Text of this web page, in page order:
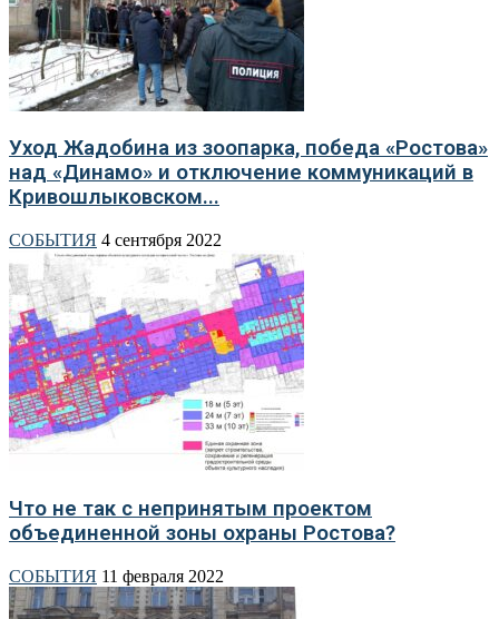
Уход Жадобина из зоопарка, победа «Ростова»
над «Динамо» и отключение коммуникаций в
Кривошлыковском...
СОБЫТИЯ 4 сентября 2022
Что не так с непринятым проектом
объединенной зоны охраны Ростова?
СОБЫТИЯ 11 февраля 2022